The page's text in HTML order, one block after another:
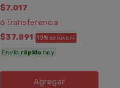
$7.017
ó Transferencia
$37.891 10% EXTRA OFF
Envío rápido hoy
Agregar